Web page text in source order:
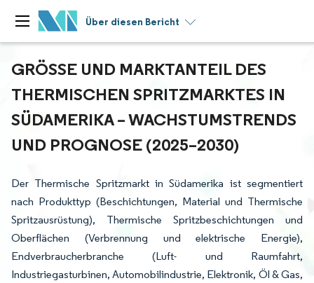
Über diesen Bericht
GRÖSSE UND MARKTANTEIL DES T
HERMISCHEN SPRITZMARKTES IN S
ÜDAMERIKA – WACHSTUMSTRENDS U
ND PROGNOSE (2025–2030)
Der Thermische Spritzmarkt in Südamerika ist segmentiert
nach Produkttyp (Beschichtungen, Material und Thermische
Spritzausrüstung), Thermische Spritzbeschichtungen und
Oberflächen (Verbrennung und elektrische Energie),
Endverbraucherbranche (Luft- und Raumfahrt,
Industriegasturbinen, Automobilindustrie, Elektronik, Öl & Gas,